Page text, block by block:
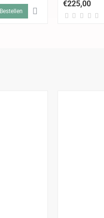
Bestellen
€225,00